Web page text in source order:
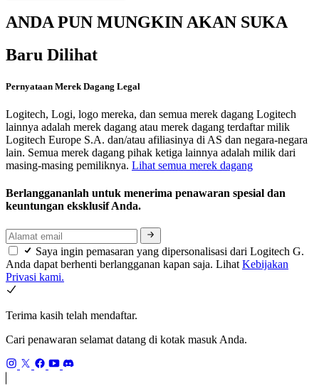
ANDA PUN MUNGKIN AKAN SUKA
Baru Dilihat
Pernyataan Merek Dagang Legal
Logitech, Logi, logo mereka, dan semua merek dagang Logitech
lainnya adalah merek dagang atau merek dagang terdaftar milik
Logitech Europe S.A. dan/atau afiliasinya di AS dan negara-negara
lain. Semua merek dagang pihak ketiga lainnya adalah milik dari
masing-masing pemiliknya. Lihat semua merek dagang
Berlanggananlah untuk menerima penawaran spesial dan
keuntungan eksklusif Anda.
Saya ingin pemasaran yang dipersonalisasi dari Logitech G.
Anda dapat berhenti berlangganan kapan saja. Lihat Kebijakan
Privasi kami.
Terima kasih telah mendaftar.
Cari penawaran selamat datang di kotak masuk Anda.